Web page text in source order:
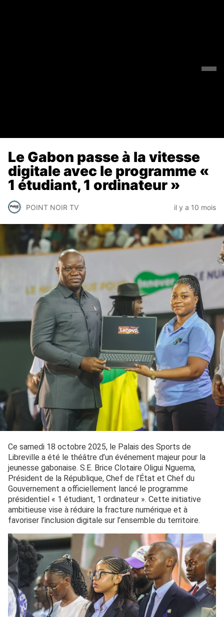
Le Gabon passe à la vitesse
digitale avec le programme «
1 étudiant, 1 ordinateur »
POINT NOIR TV il y a 10 mois
Ce samedi 18 octobre 2025, le Palais des Sports de
Libreville a été le théâtre d’un événement majeur pour la
jeunesse gabonaise. S.E. Brice Clotaire Oligui Nguema,
Président de la République, Chef de l’État et Chef du
Gouvernement a officiellement lancé le programme
présidentiel « 1 étudiant, 1 ordinateur ». Cette initiative
ambitieuse vise à réduire la fracture numérique et à
favoriser l’inclusion digitale sur l’ensemble du territoire.